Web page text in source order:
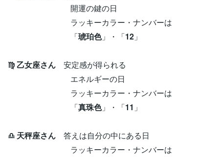
開運の鍵の日
ラッキーカラー・ナンバーは
「琥珀色」・「12 」
♍ 乙女座さん 安定感が得られる
エネルギーの日
ラッキーカラー・ナンバーは
「真珠色」・「11 」
♎ 天秤座さん 答えは自分の中にある日
ラッキーカラー・ナンバーは